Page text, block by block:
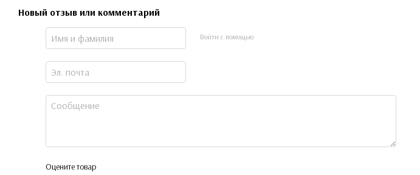
Новый отзыв или комментарий
Войти с помощью
Оцените товар